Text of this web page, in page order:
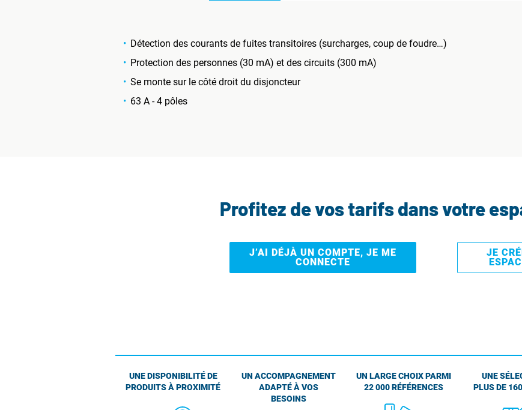
Détection des courants de fuites transitoires (surcharges, coup de foudre…)
Protection des personnes (30 mA) et des circuits (300 mA)
Se monte sur le côté droit du disjoncteur
63 A - 4 pôles
Profitez de vos tarifs dans votre
J’AI DÉJÀ UN COMPTE, JE ME
CONNECTE
JE
UNE DISPONIBILITÉ DE
PRODUITS À PROXIMITÉ
UN ACCOMPAGNEMENT
ADAPTÉ À VOS
BESOINS
UN LARGE CHOIX PARMI
22 000 RÉFÉRENCES
UNE
PLUS DE